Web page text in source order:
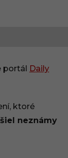
portál Daily
ktoré
neznámy